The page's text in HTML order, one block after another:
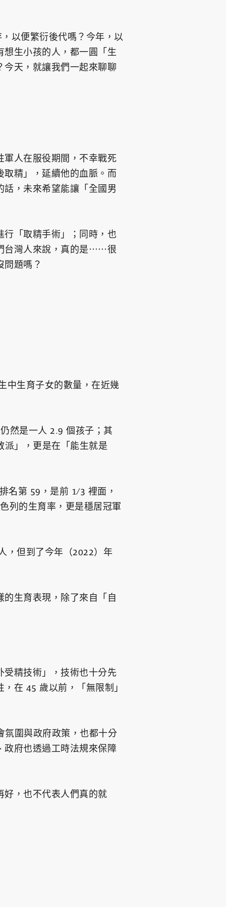
以便繁衍後代嗎？今年，以
生小孩的人，都一圓「生
天，就讓我們一起來聊聊
軍人在服役期間，不幸戰死
精」，延續他的血脈。而
，未來希望能讓「全國男
「取精手術」；同時，也
台灣人來說，真的是⋯⋯很
問題嗎？
中生育子女的數量，在近幾
然是一人 2.9 個孩子；其
派」，更是在「能生就是
名第 59，是前 1/3 裡面，
列的生育率，更是穩居冠軍
，但到了今年（2022）年
生育表現，除了來自「自
精技術」，技術也十分先
在 45 歲以前，「無限制」
氛圍與政府政策，也都十分
政府也透過工時法規來保障
好，也不代表人們真的就